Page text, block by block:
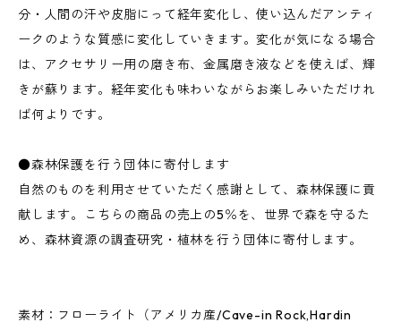
分・人間の汗や皮脂にって経年変化し、使い込んだアンティ
ークのような質感に変化していきます。変化が気になる場合
は、アクセサリー用の磨き布、金属磨き液などを使えば、輝
きが蘇ります。経年変化も味わいながらお楽しみいただけれ
ば何よりです。
●森林保護を行う団体に寄付します
自然のものを利用させていただく感謝として、森林保護に貢
献します。こちらの商品の売上の5％を、世界で森を守るた
め、森林資源の調査研究・植林を行う団体に寄付します。
素材：フローライト（アメリカ産/Cave-in Rock,Hardin